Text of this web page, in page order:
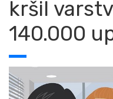
kršil
140.000